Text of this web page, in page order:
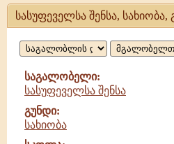
სასუფეველსა
შენსა,
სახიობა,
გელათის
სკოლა
სასუფეველსა შენსა,
საგალობელი:
სასუფეველსა შენსა
გუნდი:
სახიობა